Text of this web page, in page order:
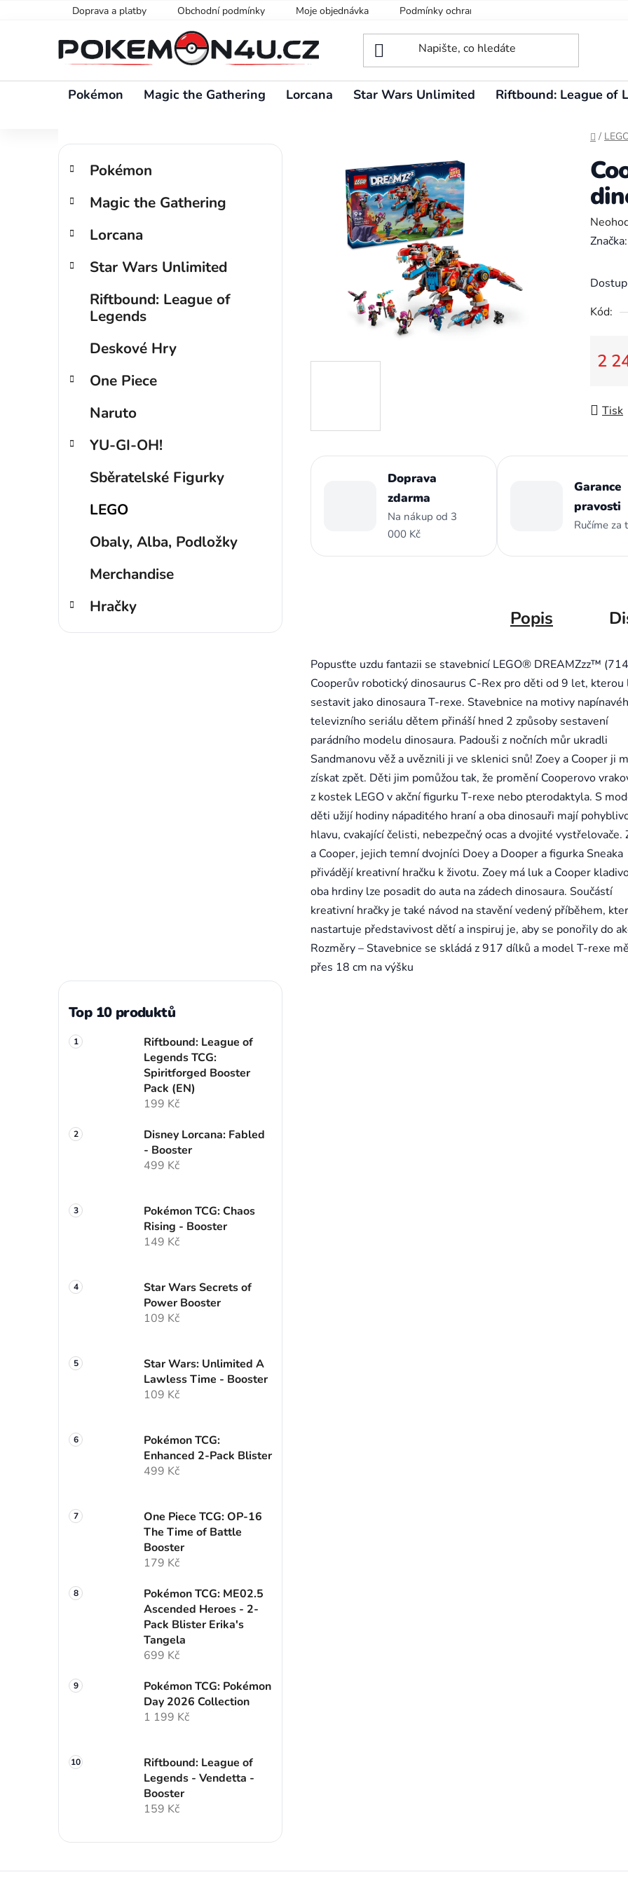
Doprava a platby Obchodní podmínky Moje objednávka Podmínky ochrany osobních údajů
Pokémon Magic the Gathering Lorcana Star Wars Unlimited Riftbound: League of
Domů
/
P Přeskočit
kategorie
K
a
e
o
i
Pokémon
Magic the Gathering
Lorcana
Star Wars Unlimited
Riftbound: League of
Legends
Deskové Hry
One Piece
Naruto
YU-GI-OH!
Sběratelské Figurky
LEGO
Obaly, Alba, Podložky
Merchandise
Hračky
Top 10 produktů
Riftbound: League of
Legends TCG:
Spiritforged Booster
Pack (EN)
199 Kč
Disney Lorcana: Fabled
- Booster
499 Kč
Pokémon TCG: Chaos
Rising - Booster
149 Kč
Star Wars Secrets of
Power Booster
109 Kč
Star Wars: Unlimited A
Lawless Time - Booster
109 Kč
Pokémon TCG:
Enhanced 2-Pack Blister
499 Kč
One Piece TCG: OP-16
The Time of Battle
Booster
179 Kč
Pokémon TCG: ME02.5
Ascended Heroes - 2-
Pack Blister Erika's
Tangela
699 Kč
Pokémon TCG: Pokémon
Day 2026 Collection
1 199 Kč
Riftbound: League of
Legends - Vendetta -
Booster
159 Kč
je
z
Kód:
2
Tisk
Doprava
zdarma
Na nákup od 3
000 Kč
Garance
pravosti
Ručíme za
Popis
Popusťte uzdu fantazii se stavebnicí LEGO® DREAMZzz™
Cooperův robotický dinosaurus C-Rex pro děti od 9 let, kterou
sestavit jako dinosaura T-rexe. Stavebnice na motivy
televizního seriálu dětem přináší hned 2 způsoby sestavení
parádního modelu dinosaura. Padouši z nočních můr ukradli
Sandmanovu věž a uvěznili ji ve sklenici snů! Zoey a Cooper ji
získat zpět. Děti jim pomůžou tak, že promění Cooperovo
z kostek LEGO v akční figurku T-rexe nebo pterodaktyla. S
děti užijí hodiny nápaditého hraní a oba dinosauři mají
hlavu, cvakající čelisti, nebezpečný ocas a dvojité vystřelovače.
a Cooper, jejich temní dvojníci Doey a Dooper a figurka Sneaka
přivádějí kreativní hračku k životu. Zoey má luk a Cooper
oba hrdiny lze posadit do auta na zádech dinosaura. Součástí
kreativní hračky je také návod na stavění vedený příběhem,
nastartuje představivost dětí a inspiruj je, aby se ponořily do
Rozměry – Stavebnice se skládá z 917 dílků a model T-rexe
přes 18 cm na výšku